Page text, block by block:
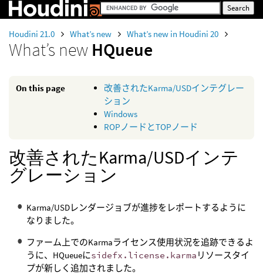
Houdini 21.0 What’s new What’s new in Houdini 20
What’s new HQueue
On this page
改善されたKarma/USDインテグレー
ション
Windows
ROPノードとTOPノード
改善されたKarma/USDインテ
グレーション
Karma/USDレンダージョブが進捗をレポートするように
なりました。
ファーム上でのKarmaライセンス使用状況を追跡できるよ
うに、HQueueにsidefx.license.karma リソースタイ
プが新しく追加されました。